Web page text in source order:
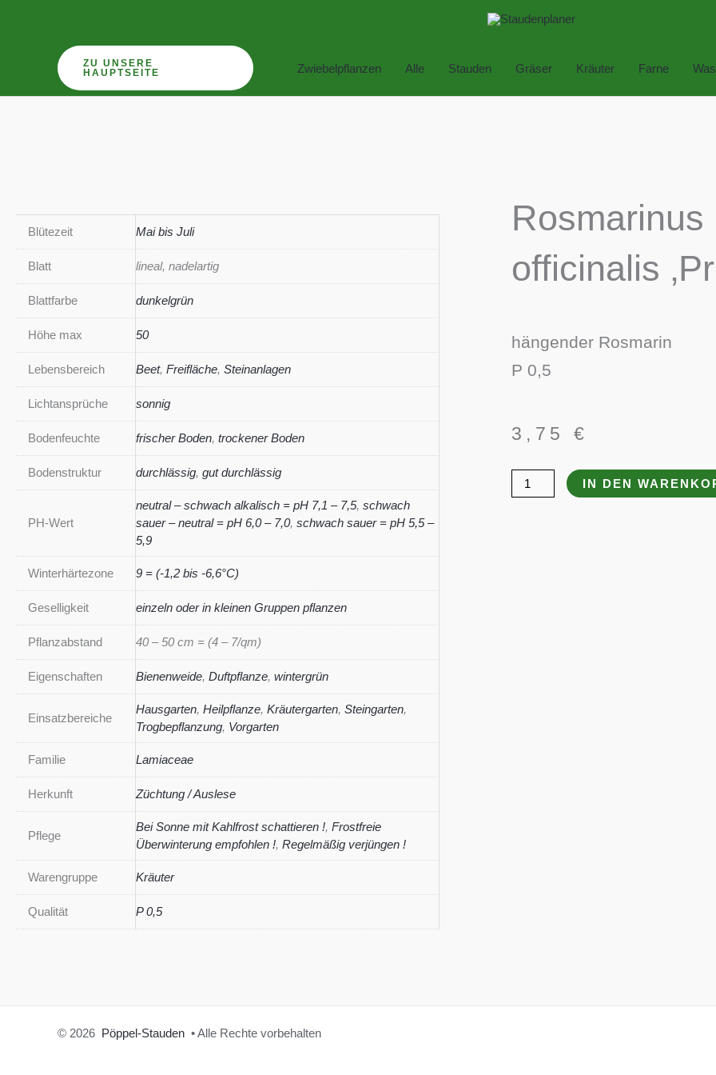
ZU UNSERE
HAUPTSEITE
Zwiebelpflanzen Alle Stauden Gräser Kräuter Farne
Blütezeit Mai bis Juli
Blatt lineal, nadelartig
Blattfarbe dunkelgrün
Höhe max 50
Lebensbereich Beet, Freifläche, Steinanlagen
Lichtansprüche sonnig
Bodenfeuchte frischer Boden, trockener Boden
Bodenstruktur durchlässig, gut durchlässig
PH-Wert
neutral – schwach alkalisch = pH 7,1 – 7,5, schwach
sauer – neutral = pH 6,0 – 7,0, schwach sauer = pH 5,5 –
5,9
Winterhärtezone 9 = (-1,2 bis -6,6°C)
Geselligkeit einzeln oder in kleinen Gruppen pflanzen
Pflanzabstand 40 – 50 cm = (4 – 7/qm)
Eigenschaften Bienenweide, Duftpflanze, wintergrün
Einsatzbereiche
Hausgarten, Heilpflanze, Kräutergarten, Steingarten,
Trogbepflanzung, Vorgarten
Familie Lamiaceae
Herkunft Züchtung / Auslese
Pflege
Bei Sonne mit Kahlfrost schattieren !, Frostfreie
Überwinterung empfohlen !, Regelmäßig verjüngen !
Warengruppe Kräuter
Qualität P 0,5
Rosmarinus
officinalis
hängender Rosmarin
P 0,5
3,75 €
Rosmarinus
officinalis
IN DEN
© 2026 Pöppel-Stauden • Alle Rechte vorbehalten